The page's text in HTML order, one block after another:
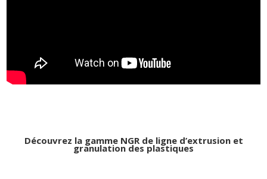
Découvrez la gamme NGR de ligne d’extrusion et
granulation des plastiques